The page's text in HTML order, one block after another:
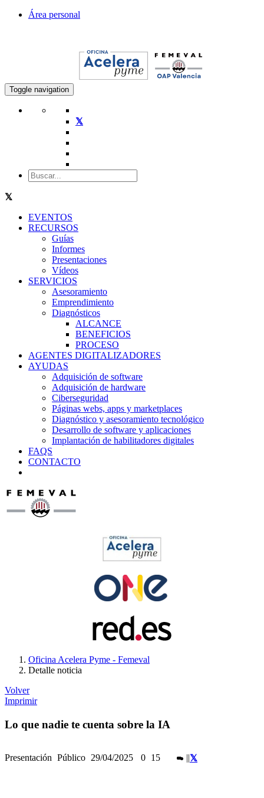
Área personal
Toggle navigation
EVENTOS
RECURSOS
Guías
Informes
Presentaciones
Vídeos
SERVICIOS
Asesoramiento
Emprendimiento
Diagnósticos
ALCANCE
BENEFICIOS
PROCESO
AGENTES DIGITALIZADORES
AYUDAS
Adquisición de software
Adquisición de hardware
Ciberseguridad
Páginas webs, apps y marketplaces
Diagnóstico y asesoramiento tecnológico
Desarrollo de software y aplicaciones
Implantación de habilitadores digitales
FAQS
CONTACTO
Oficina Acelera Pyme - Femeval
Detalle noticia
Volver
Imprimir
Lo que nadie te cuenta sobre la IA
Presentación Público 29/04/2025 0 15 ||